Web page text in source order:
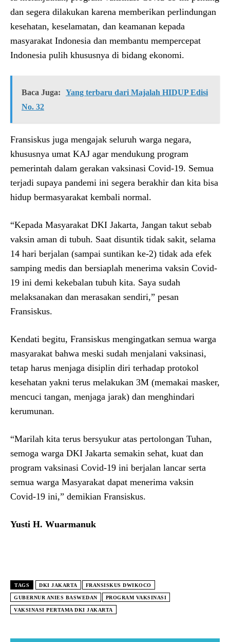
dan segera dilakukan karena memberikan perlindungan
kesehatan, keselamatan, dan keamanan kepada
masyarakat Indonesia dan membantu mempercepat
Indonesia pulih khususnya di bidang ekonomi.
Baca Juga:
Yang terbaru dari Majalah HIDUP Edisi
No. 32
Fransiskus juga mengajak seluruh warga negara,
khususnya umat KAJ agar mendukung program
pemerintah dalam gerakan vaksinasi Covid-19. Semua
terjadi supaya pandemi ini segera berakhir dan kita bisa
hidup bermasyarakat kembali normal.
“Kepada Masyarakat DKI Jakarta, Jangan takut sebab
vaksin aman di tubuh. Saat disuntik tidak sakit, selama
14 hari berjalan (sampai suntikan ke-2) tidak ada efek
samping medis dan bersiaplah menerima vaksin Covid-
19 ini demi kekebalan tubuh kita. Saya sudah
melaksanakan dan merasakan sendiri,” pesan
Fransiskus.
Kendati begitu, Fransiskus mengingatkan semua warga
masyarakat bahwa meski sudah menjalani vaksinasi,
tetap harus menjaga disiplin diri terhadap protokol
kesehatan yakni terus melakukan 3M (memakai masker,
mencuci tangan, menjaga jarak) dan menghindari
kerumunan.
“Marilah kita terus bersyukur atas pertolongan Tuhan,
semoga warga DKI Jakarta semakin sehat, kuat dan
program vaksinasi Covid-19 ini berjalan lancar serta
semua warga Masyarakat dapat menerima vaksin
Covid-19 ini,” demikian Fransiskus.
Yusti H. Wuarmanuk
TAGS DKI JAKARTA FRANSISKUS DWIKOCO
GUBERNUR ANIES BASWEDAN PROGRAM VAKSINASI
VAKSINASI PERTAMA DKI JAKARTA